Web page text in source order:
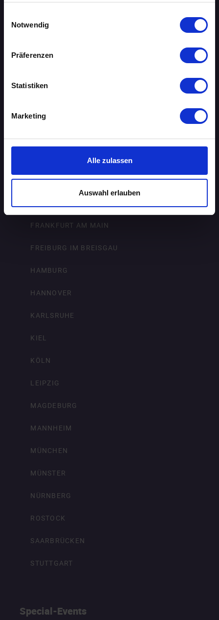
Notwendig
Präferenzen
Statistiken
Marketing
Alle zulassen
Auswahl erlauben
AACHEN
BIELEFELD
BRAUNSCHWEIG
DRESDEN
FRANKFURT AM MAIN
FREIBURG IM BREISGAU
HAMBURG
HANNOVER
KARLSRUHE
KIEL
KÖLN
LEIPZIG
MAGDEBURG
MANNHEIM
MÜNCHEN
MÜNSTER
NÜRNBERG
ROSTOCK
SAARBRÜCKEN
STUTTGART
Special-Events